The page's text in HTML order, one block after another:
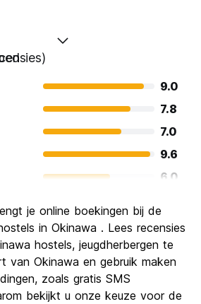
9.0
7.8
7.0
9.6
6.0
9.2
6.6
7.2
je online boekingen bij de
in Okinawa . Lees recensies
hostels, jeugdherbergen te
van Okinawa en gebruik maken
zoals gratis SMS
bekijkt u onze keuze voor de